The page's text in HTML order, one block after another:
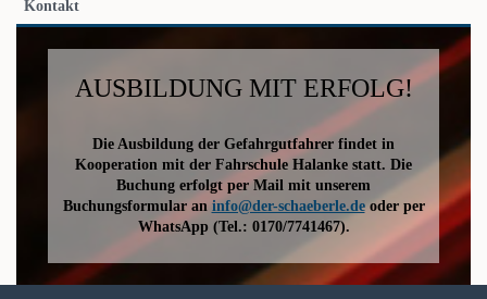
Kontakt
AUSBILDUNG MIT ERFOLG!
Die Ausbildung der Gefahrgutfahrer findet in
Kooperation mit der Fahrschule Halanke statt. Die
Buchung erfolgt per Mail mit unserem
Buchungsformular an info@der-schaeberle.deoder per
WhatsApp (Tel.: 0170/7741467).